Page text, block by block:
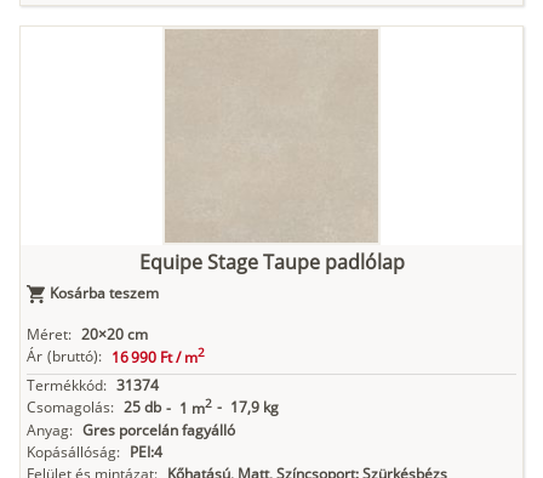
Equipe Stage Taupe padlólap
Kosárba teszem
Méret: 20×20 cm
Ár (bruttó): 16 990 Ft /m2
Termékkód: 31374
Csomagolás: 25 db - 1 m2 - 17,9 kg
Anyag: Gres porcelán fagyálló
Kopásállóság: PEI:4